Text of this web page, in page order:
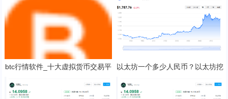
btc行情软件_十大虚拟货币交易平
以太坊一个多少人民币？以太坊挖